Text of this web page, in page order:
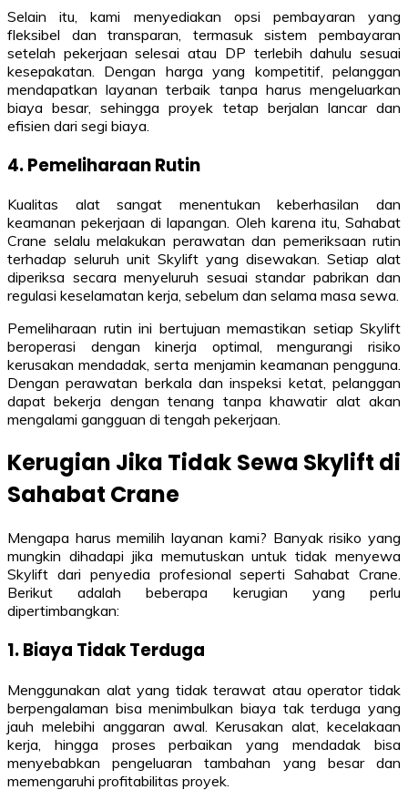
Selain itu, kami menyediakan opsi pembayaran yang
fleksibel dan transparan, termasuk sistem pembayaran
setelah pekerjaan selesai atau DP terlebih dahulu sesuai
kesepakatan. Dengan harga yang kompetitif, pelanggan
mendapatkan layanan terbaik tanpa harus mengeluarkan
biaya besar, sehingga proyek tetap berjalan lancar dan
efisien dari segi biaya.
4. Pemeliharaan Rutin
Kualitas alat sangat menentukan keberhasilan dan
keamanan pekerjaan di lapangan. Oleh karena itu, Sahabat
Crane selalu melakukan perawatan dan pemeriksaan rutin
terhadap seluruh unit Skylift yang disewakan. Setiap alat
diperiksa secara menyeluruh sesuai standar pabrikan dan
regulasi keselamatan kerja, sebelum dan selama masa sewa.
Pemeliharaan rutin ini bertujuan memastikan setiap Skylift
beroperasi dengan kinerja optimal, mengurangi risiko
kerusakan mendadak, serta menjamin keamanan pengguna.
Dengan perawatan berkala dan inspeksi ketat, pelanggan
dapat bekerja dengan tenang tanpa khawatir alat akan
mengalami gangguan di tengah pekerjaan.
Kerugian Jika Tidak Sewa Skylift di
Sahabat Crane
Mengapa harus memilih layanan kami? Banyak risiko yang
mungkin dihadapi jika memutuskan untuk tidak menyewa
Skylift dari penyedia profesional seperti Sahabat Crane.
Berikut adalah beberapa kerugian yang perlu
dipertimbangkan:
1. Biaya Tidak Terduga
Menggunakan alat yang tidak terawat atau operator tidak
berpengalaman bisa menimbulkan biaya tak terduga yang
jauh melebihi anggaran awal. Kerusakan alat, kecelakaan
kerja, hingga proses perbaikan yang mendadak bisa
menyebabkan pengeluaran tambahan yang besar dan
memengaruhi profitabilitas proyek.